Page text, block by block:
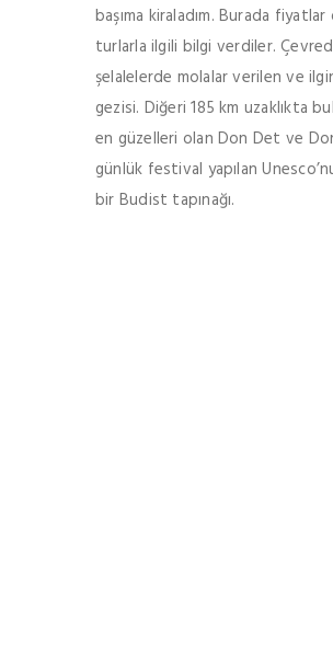
başıma kiraladım. Burada
turlarla ilgili bilgi verdiler.
şelalelerde molalar verilen ve
gezisi. Diğeri 185 km uzaklıkta
en güzelleri olan Don Det ve
günlük festival yapılan
bir Budist tapınağı.